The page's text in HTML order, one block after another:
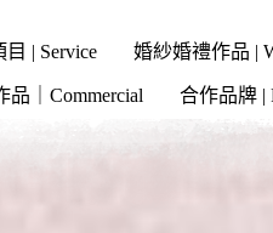
| Service 婚紗婚禮作品 |
品｜Commercial 合作品牌 |